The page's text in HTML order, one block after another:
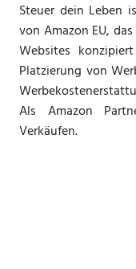
Steuer dein Leben
von Amazon EU,
Websites
Platzierung von
Als Amazon
Verkäufen.